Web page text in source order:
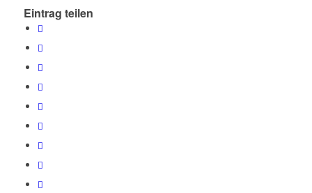
Eintrag teilen